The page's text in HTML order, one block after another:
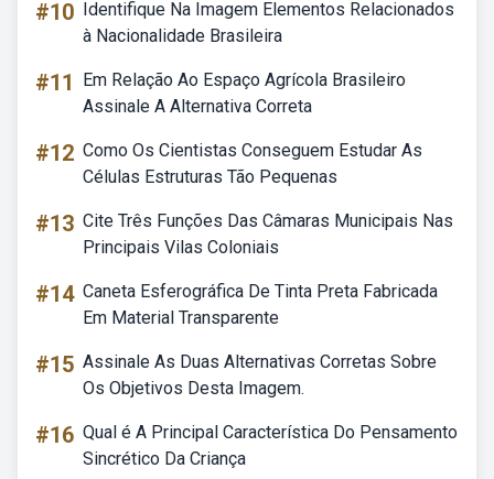
#10 Identifique Na Imagem Elementos Relacionados
à Nacionalidade Brasileira
#11
Em Relação Ao Espaço Agrícola Brasileiro
Assinale A Alternativa Correta
#12 Como Os Cientistas Conseguem Estudar As
Células Estruturas Tão Pequenas
#13 Cite Três Funções Das Câmaras Municipais Nas
Principais Vilas Coloniais
#14 Caneta Esferográfica De Tinta Preta Fabricada
Em Material Transparente
#15 Assinale As Duas Alternativas Corretas Sobre
Os Objetivos Desta Imagem.
#16 Qual é A Principal Característica Do Pensamento
Sincrético Da Criança